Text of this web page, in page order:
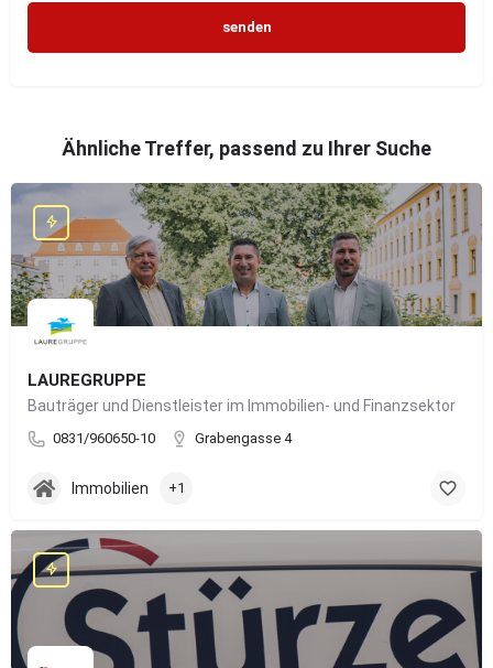
Ähnliche Treffer, passend zu Ihrer Suche
LAUREGRUPPE
Bauträger und Dienstleister im Immobilien- und Finanzsektor
0831/960650-10 Grabengasse 4
Immobilien +1